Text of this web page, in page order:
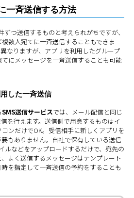
一斉送信する方法
ずつ送信するものと考えられがちですが、
数人宛てに一斉送信することもできま
なりますが、アプリを利用したグループ
にメッセージを一斉送信することも可能
した一斉送信
SMS送信サービスでは、メール配信と同じ
を行えます。送信側で用意するものはイ
ンだけでOK。受信相手に新しくアプリを
もありません。自社で保有している送信
ルなどをアップロードするだけで、宛先の
よく送信するメッセージはテンプレート
を指定して一斉送信の予約をすることも